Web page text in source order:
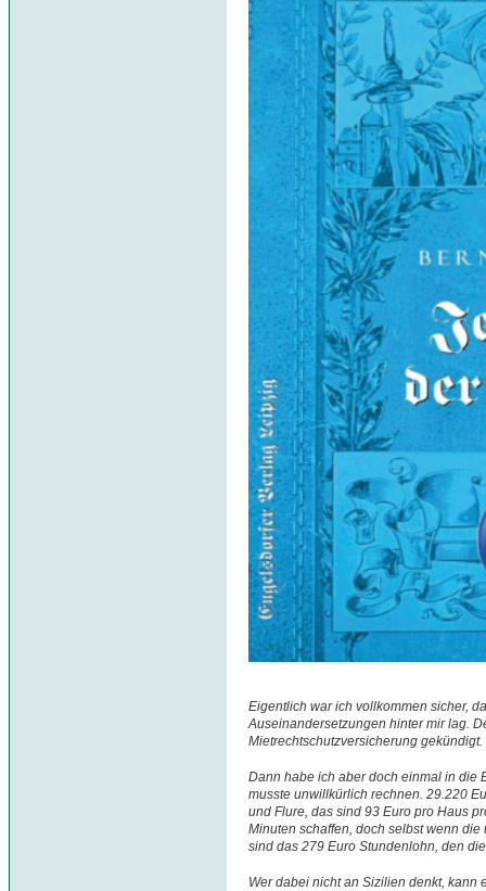
Eigentlich war ich vollkommen sicher,
Auseinandersetzungen hinter mir lag.
Mietrechtschutzversicherung gekündigt.
Dann habe ich aber doch einmal in die
musste unwillkürlich rechnen. 29.220
und Flure, das sind 93 Euro pro Haus
Minuten schaffen, doch selbst wenn
sind das 279 Euro Stundenlohn, den
Wer dabei nicht an Sizilien denkt, kann